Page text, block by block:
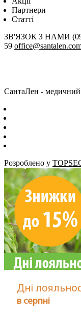
Партнери
Статті
ЗВ'ЯЗОК З НАМИ
59
СантаЛен -
Розроблено у
Дні
в серпні